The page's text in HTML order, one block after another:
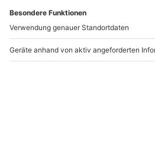
Sauna Schleswig für 4
(4 Nächte)
Schleswig
4 Personen
944,90 CHF